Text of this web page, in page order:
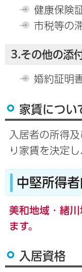
健康保険
市税等の
3.その他の添
婚約証明
家賃につい
入居者の所得
り家賃を決定
中堅所得
美和地域・緒
ます。
入居資格